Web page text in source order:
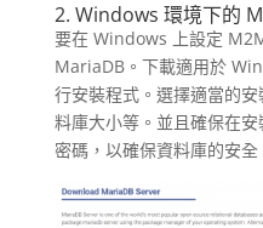
2. Windows 環境下的
要在 Windows 上設定
MariaDB。下載適用於
行安裝程式。選擇適當的
料庫大小等。並且確保在
密碼，以確保資料庫的安全